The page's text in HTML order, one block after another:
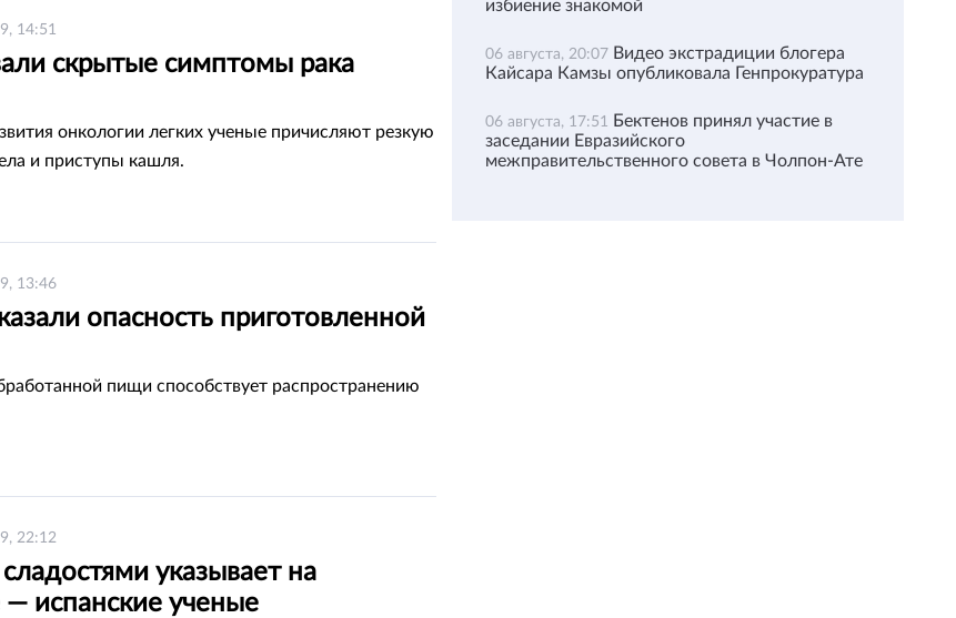
14:51
скрытые симптомы рака
онкологии легких ученые причисляют резкую
и приступы кашля.
13:46
опасность приготовленной
пищи способствует распространению
22:12
указывает на
испанские ученые
избиение знакомой
06 августа, 20:07 Видео экстрадиции блогера
Кайсара Камзы опубликовала Генпрокуратура
06 августа, 17:51 Бектенов принял участие в
заседании Евразийского
межправительственного совета в Чолпон-Ате